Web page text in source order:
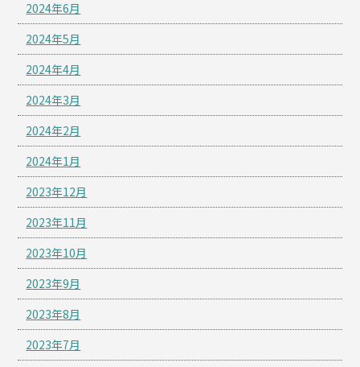
2024年6月
2024年5月
2024年4月
2024年3月
2024年2月
2024年1月
2023年12月
2023年11月
2023年10月
2023年9月
2023年8月
2023年7月